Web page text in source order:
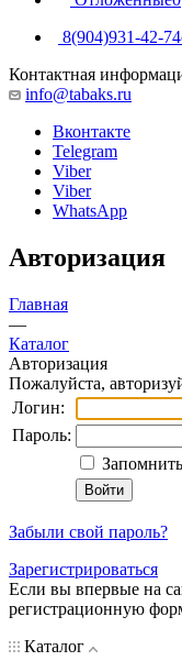
8(904)931-42-74
Контактная
info@tabaks.ru
Вконтакте
Telegram
Viber
Viber
WhatsApp
Авторизация
Главная
—
Каталог
Авторизация
Пожалуйста,
Логин:
Пароль:
Забыли свой пароль?
Зарегистрироваться
Если вы впервые на
регистрационную
Каталог